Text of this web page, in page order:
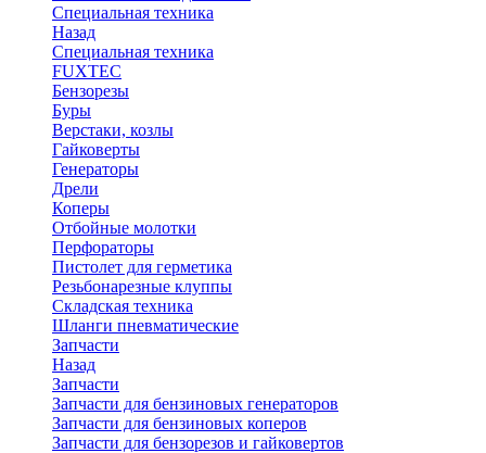
Специальная техника
Назад
Специальная техника
FUXTEC
Бензорезы
Буры
Верстаки, козлы
Гайковерты
Генераторы
Дрели
Коперы
Отбойные молотки
Перфораторы
Пистолет для герметика
Резьбонарезные клуппы
Складская техника
Шланги пневматические
Запчасти
Назад
Запчасти
Запчасти для бензиновых генераторов
Запчасти для бензиновых коперов
Запчасти для бензорезов и гайковертов